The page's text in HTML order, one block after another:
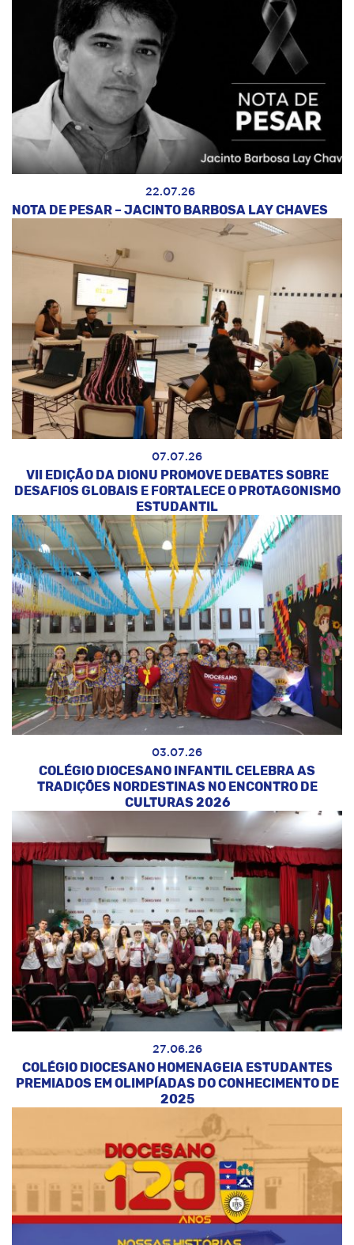
22.07.26
NOTA DE PESAR – JACINTO BARBOSA LAY CHAVES
07.07.26
VII EDIÇÃO DA DIONU PROMOVE DEBATES SOBRE
DESAFIOS GLOBAIS E FORTALECE O PROTAGONISMO
ESTUDANTIL
03.07.26
COLÉGIO DIOCESANO INFANTIL CELEBRA AS
TRADIÇÕES NORDESTINAS NO ENCONTRO DE
CULTURAS 2026
27.06.26
COLÉGIO DIOCESANO HOMENAGEIA ESTUDANTES
PREMIADOS EM OLIMPÍADAS DO CONHECIMENTO DE
2025